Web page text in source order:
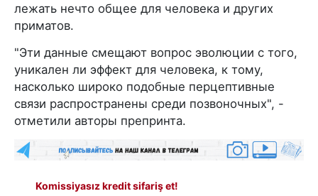
лежать нечто общее для человека и других
приматов.
"Эти данные смещают вопрос эволюции с того,
уникален ли эффект для человека, к тому,
насколько широко подобные перцептивные
связи распространены среди позвоночных", -
отметили авторы препринта.
Komissiyasız kredit sifariş et!